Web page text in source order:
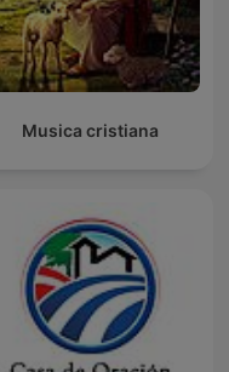
Musica cristiana